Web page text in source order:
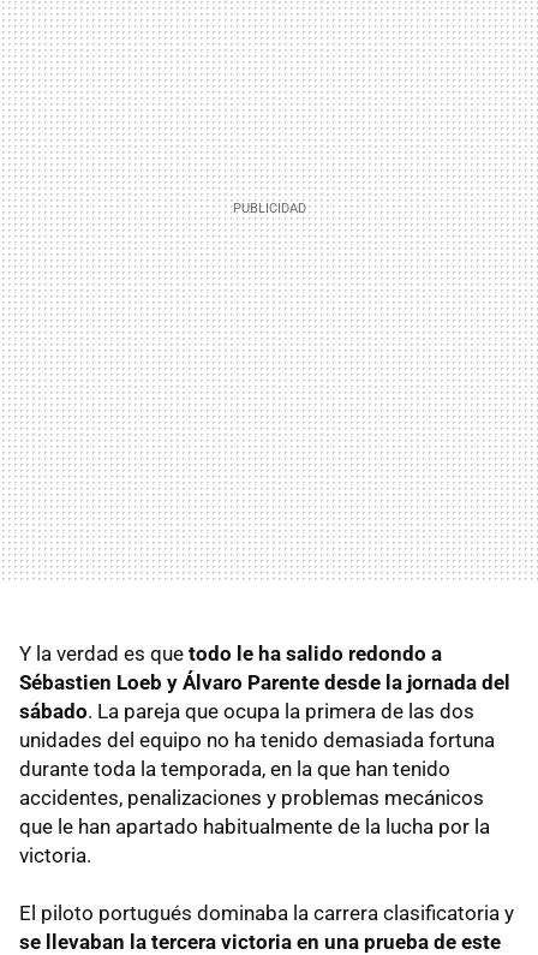
Y la verdad es que todo le ha salido redondo a
Sébastien Loeb y Álvaro Parente desde la jornada del
sábado. La pareja que ocupa la primera de las dos
unidades del equipo no ha tenido demasiada fortuna
durante toda la temporada, en la que han tenido
accidentes, penalizaciones y problemas mecánicos
que le han apartado habitualmente de la lucha por la
victoria.
El piloto portugués dominaba la carrera clasificatoria y
se llevaban la tercera victoria en una prueba de este